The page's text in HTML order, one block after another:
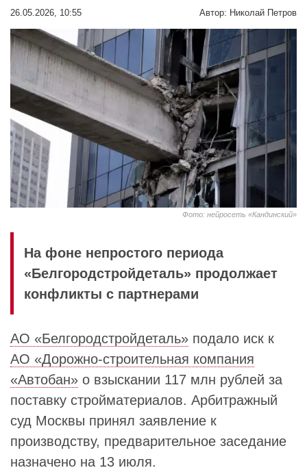
26.05.2026, 10:55 Автор: Николай Петров
Фото: нейросеть «Кандинский»
На фоне непростого периода
«Белгородстройдеталь» продолжает
конфликты с партнерами
АО «Белгородстройдеталь» подало иск к
АО «Дорожно-строительная компания
«Автобан» о взыскании 117 млн рублей за
поставку стройматериалов. Арбитражный
суд Москвы принял заявление к
производству, предварительное заседание
назначено на 13 июля.